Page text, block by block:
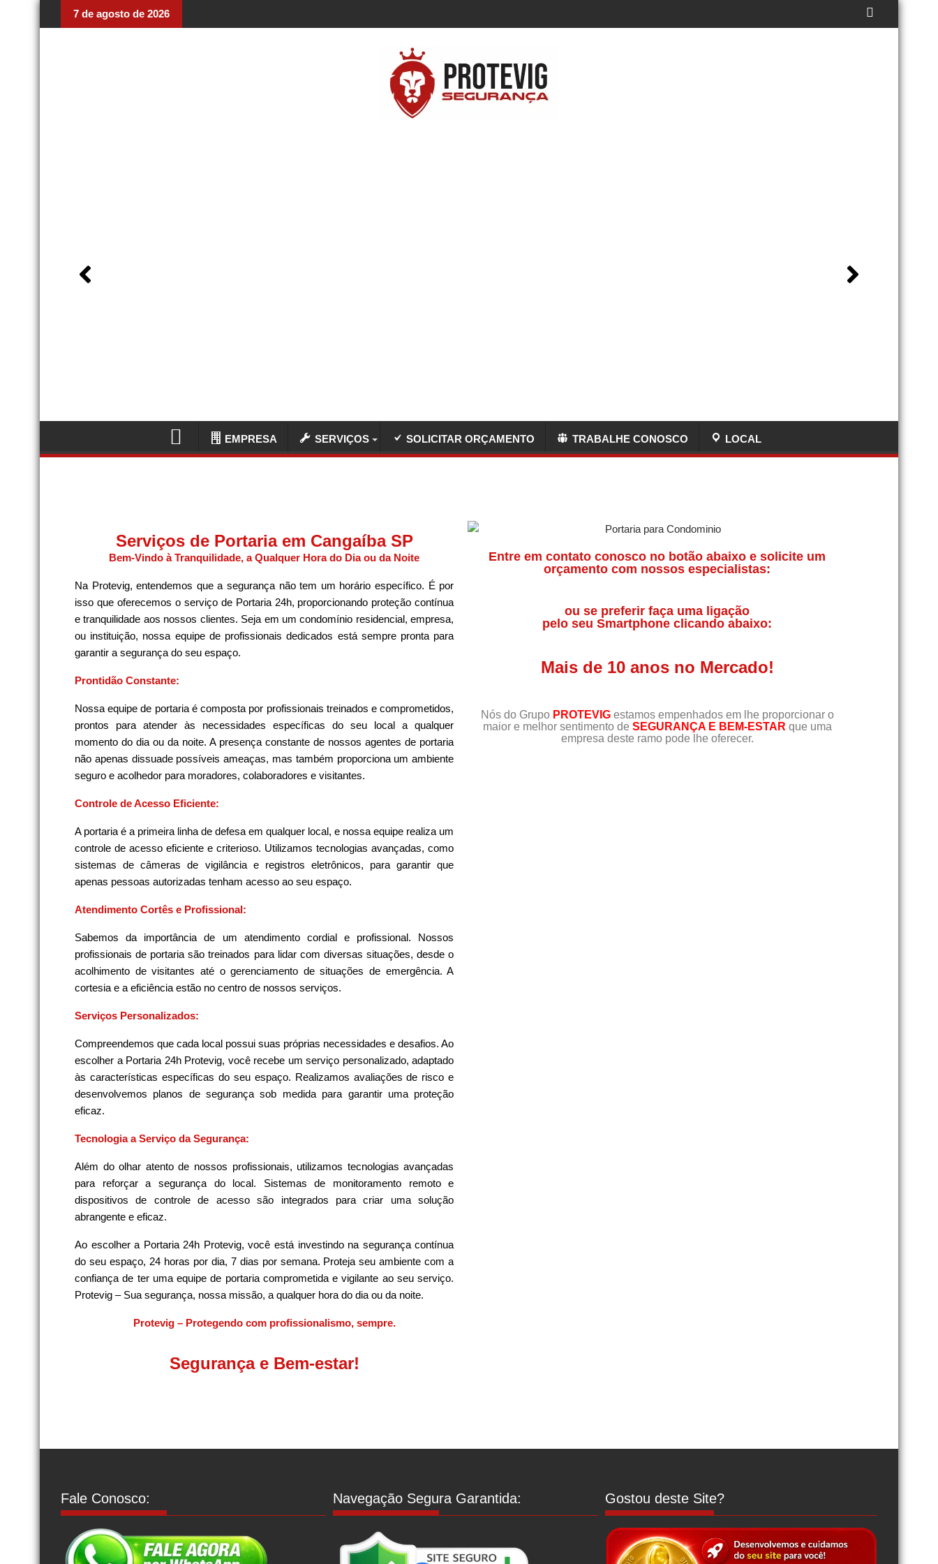
7 de agosto de 2026
EMPRESA SERVIÇOS SOLICITAR ORÇAMENTO TRABALHE CONOSCO LOCAL
Serviços de Portaria em Cangaíba SP
Bem-Vindo à Tranquilidade, a Qualquer Hora do Dia ou da Noite
Na Protevig, entendemos que a segurança não tem um horário específico. É por
isso que oferecemos o serviço de Portaria 24h, proporcionando proteção contínua
e tranquilidade aos nossos clientes. Seja em um condomínio residencial, empresa,
ou instituição, nossa equipe de profissionais dedicados está sempre pronta para
garantir a segurança do seu espaço.
Prontidão Constante:
Nossa equipe de portaria é composta por profissionais treinados e comprometidos,
prontos para atender às necessidades específicas do seu local a qualquer
momento do dia ou da noite. A presença constante de nossos agentes de portaria
não apenas dissuade possíveis ameaças, mas também proporciona um ambiente
seguro e acolhedor para moradores, colaboradores e visitantes.
Controle de Acesso Eficiente:
A portaria é a primeira linha de defesa em qualquer local, e nossa equipe realiza um
controle de acesso eficiente e criterioso. Utilizamos tecnologias avançadas, como
sistemas de câmeras de vigilância e registros eletrônicos, para garantir que
apenas pessoas autorizadas tenham acesso ao seu espaço.
Atendimento Cortês e Profissional:
Sabemos da importância de um atendimento cordial e profissional. Nossos
profissionais de portaria são treinados para lidar com diversas situações, desde o
acolhimento de visitantes até o gerenciamento de situações de emergência. A
cortesia e a eficiência estão no centro de nossos serviços.
Serviços Personalizados:
Compreendemos que cada local possui suas próprias necessidades e desafios. Ao
escolher a Portaria 24h Protevig, você recebe um serviço personalizado, adaptado
às características específicas do seu espaço. Realizamos avaliações de risco e
desenvolvemos planos de segurança sob medida para garantir uma proteção
eficaz.
Tecnologia a Serviço da Segurança:
Além do olhar atento de nossos profissionais, utilizamos tecnologias avançadas
para reforçar a segurança do local. Sistemas de monitoramento remoto e
dispositivos de controle de acesso são integrados para criar uma solução
abrangente e eficaz.
Ao escolher a Portaria 24h Protevig, você está investindo na segurança contínua
do seu espaço, 24 horas por dia, 7 dias por semana. Proteja seu ambiente com a
confiança de ter uma equipe de portaria comprometida e vigilante ao seu serviço.
Protevig – Sua segurança, nossa missão, a qualquer hora do dia ou da noite.
Protevig – Protegendo com profissionalismo, sempre.
Segurança e Bem-estar!
Entre em contato conosco no botão abaixo e solicite um
orçamento com nossos especialistas:
ou se preferir faça uma ligação
pelo seu Smartphone clicando abaixo:
Mais de 10 anos no Mercado!
Nós do Grupo PROTEVIGestamos empenhados em lhe proporcionar o
maior e melhor sentimento de SEGURANÇA E BEM-ESTAR que uma
empresa deste ramo pode lhe oferecer.
Fale Conosco: Navegação Segura Garantida: Gostou deste Site?